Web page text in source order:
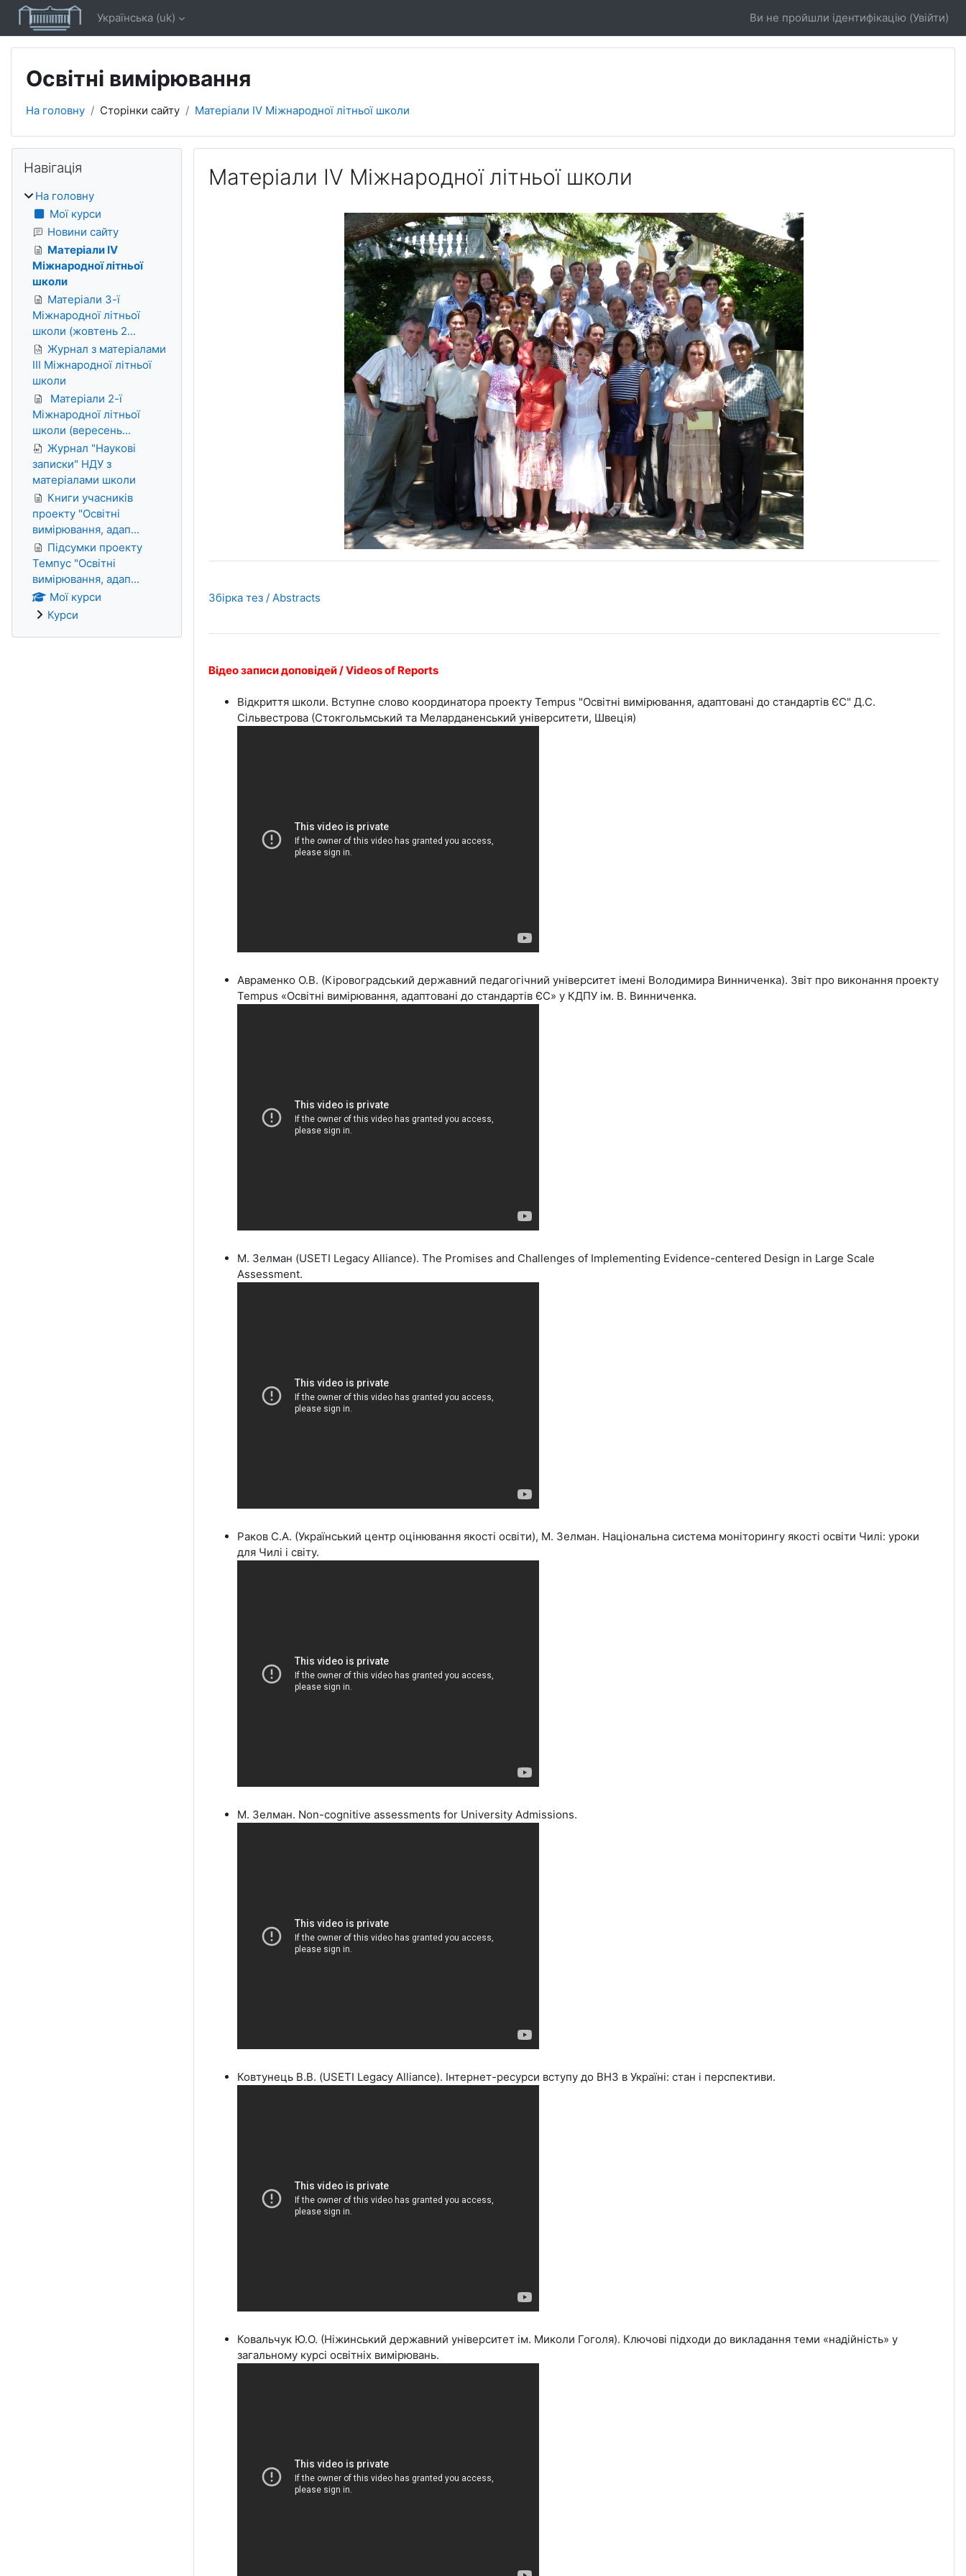
Перейти до головного вмісту
Українська ‎(uk)‎ Ви не пройшли ідентифікацію (Увійти)
Освітні вимірювання
На головну Сторінки сайту Матеріали IV Міжнародної літньої школи
Матеріали IV Міжнародної літньої школи
Збірка тез / Abstracts
Відео записи доповідей / Videos of Reports
Відкриття школи. Вступне слово координатора проекту Tempus "Освітні вимірювання, адаптовані до стандартів ЄС" Д.С.
Сільвестрова (Стокгольмський та Меларданенський університети, Швеція)
Авраменко О.В. (Кіровоградський державний педагогічний університет імені Володимира Винниченка). Звіт про виконання проекту
Tempus «Освітні вимірювання, адаптовані до стандартів ЄС» у КДПУ ім. В. Винниченка.
М. Зелман (USETI Legacy Alliance). The Promises and Challenges of Implementing Evidence-centered Design in Large Scale
Assessment.
Раков С.А. (Український центр оцінювання якості освіти), М. Зелман. Національна система моніторингу якості освіти Чилі: уроки
для Чилі і світу.
М. Зелман. Non-cognitive assessments for University Admissions.
Ковтунець В.В. (USETI Legacy Alliance). Інтернет-ресурси вступу до ВНЗ в Україні: стан і перспективи.
Ковальчук Ю.О. (Ніжинський державний університет ім. Миколи Гоголя). Ключові підходи до викладання теми «надійність» у
загальному курсі освітніх вимірювань.
Блоки
Навігація
На головну
Мої курси
Новини сайту
Матеріали IV
Міжнародної літньої
школи
Матеріали 3-ї
Міжнародної літньої
школи (жовтень 2...
Журнал з матеріалами
ІІІ Міжнародної літньої
школи
Матеріали 2-ї
Міжнародної літньої
школи (вересень...
Журнал "Наукові
записки" НДУ з
матеріалами школи
Книги учасників
проекту "Освітні
вимірювання, адап...
Підсумки проекту
Темпус "Освітні
вимірювання, адап...
Мої курси
Курси